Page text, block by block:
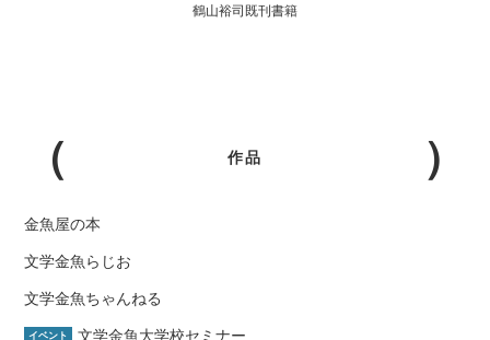
鶴山裕司既刊書籍
作品
金魚屋の本
文学金魚らじお
文学金魚ちゃんねる
イベント 文学金魚大学校セミナー